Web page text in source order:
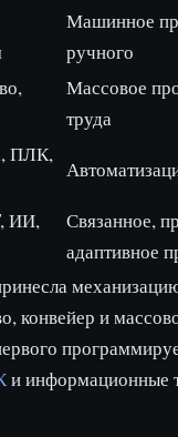
Машинное
ручного
Массовое
труда
ПЛК,
ИИ,
Связанное,
адаптивное
конвейер и
и информационные